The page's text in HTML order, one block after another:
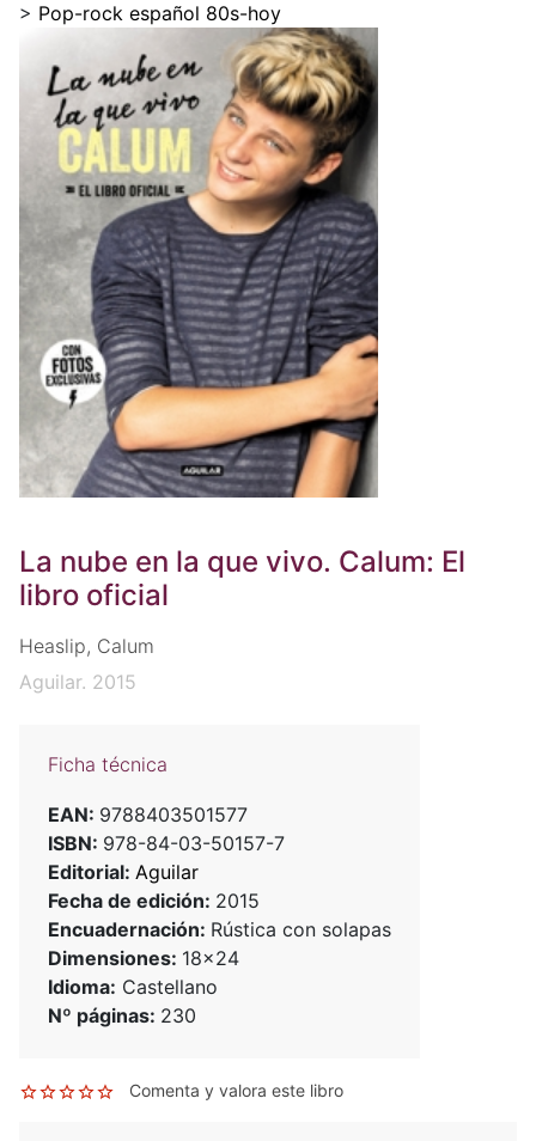
> Pop-rock español 80s-hoy
La nube en la que vivo. Calum: El
libro oficial
Heaslip, Calum
Aguilar. 2015
Ficha técnica
EAN: 9788403501577
ISBN: 978-84-03-50157-7
Editorial: Aguilar
Fecha de edición: 2015
Encuadernación: Rústica con solapas
Dimensiones: 18x24
Idioma: Castellano
Nº páginas: 230
Comenta y valora este libro